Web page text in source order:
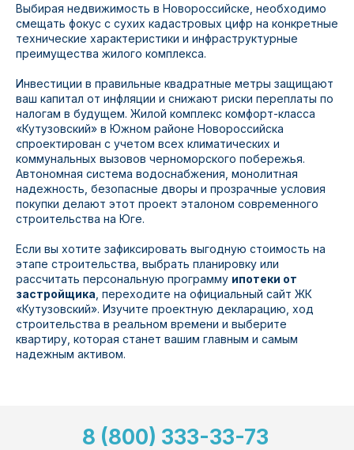
Выбирая недвижимость в Новороссийске, необходимо
смещать фокус с сухих кадастровых цифр на конкретные
технические характеристики и инфраструктурные
преимущества жилого комплекса.
Инвестиции в правильные квадратные метры защищают
ваш капитал от инфляции и снижают риски переплаты по
налогам в будущем. Жилой комплекс комфорт-класса
«Кутузовский» в Южном районе Новороссийска
спроектирован с учетом всех климатических и
коммунальных вызовов черноморского побережья.
Автономная система водоснабжения, монолитная
надежность, безопасные дворы и прозрачные условия
покупки делают этот проект эталоном современного
строительства на Юге.
Если вы хотите зафиксировать выгодную стоимость на
этапе строительства, выбрать планировку или
рассчитать персональную программу ипотеки от
застройщика , переходите на официальный сайт ЖК
«Кутузовский». Изучите проектную декларацию, ход
строительства в реальном времени и выберите
квартиру, которая станет вашим главным и самым
надежным активом.
8 (800) 333-33-73